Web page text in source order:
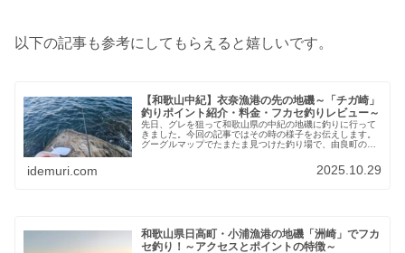
以下の記事も参考にしてもらえると嬉しいです。
【和歌山中紀】衣奈漁港の先の地磯～「チガ崎」
釣りポイント紹介・料金・フカセ釣りレビュー～
先日、グレを狙って和歌山県の中紀の地磯に釣りに行って
きました。今回の記事ではその時の様子をお伝えします。
グーグルマップでたまたま見つけた釣り場で、由良町の衣
す。今まで何度も中紀エリアに釣りに来ていましたが、こ
idemuri.com 2025.10.29
和歌山県日高町・小浦漁港の地磯「洲崎」でフカ
セ釣り！～アクセスとポイントの特徴～